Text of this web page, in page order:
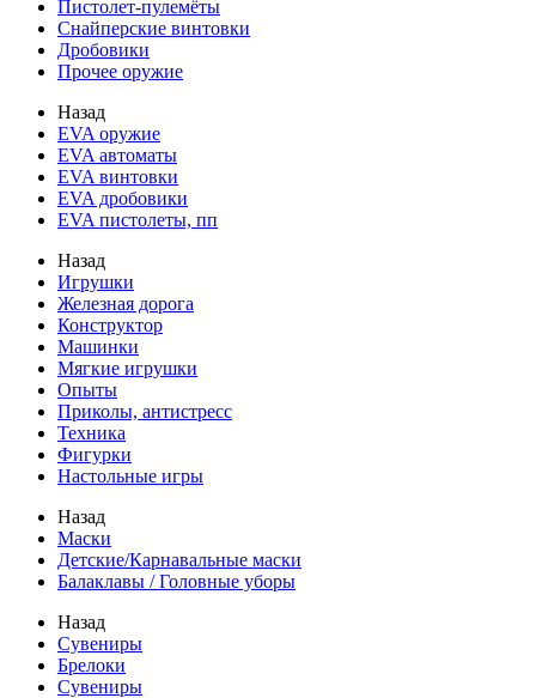
Пистолет-пулемёты
Снайперские винтовки
Дробовики
Прочее оружие
Назад
EVA оружие
EVA автоматы
EVA винтовки
EVA дробовики
EVA пистолеты, пп
Назад
Игрушки
Железная дорога
Конструктор
Машинки
Мягкие игрушки
Опыты
Приколы, антистресс
Техника
Фигурки
Настольные игры
Назад
Маски
Детские/Карнавальные маски
Балаклавы / Головные уборы
Назад
Сувениры
Брелоки
Сувениры